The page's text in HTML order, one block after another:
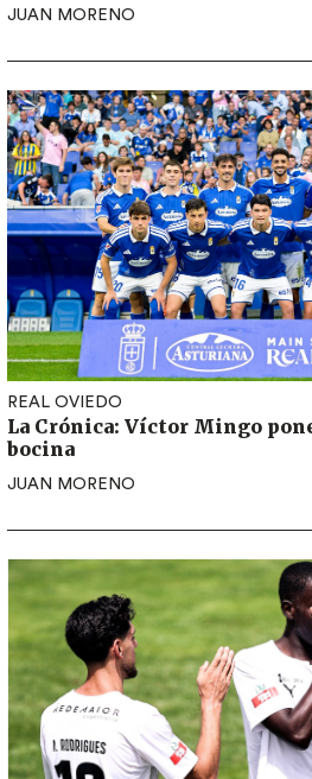
JUAN MORENO
REAL OVIEDO
La Crónica: Víctor Mingo
bocina
JUAN MORENO